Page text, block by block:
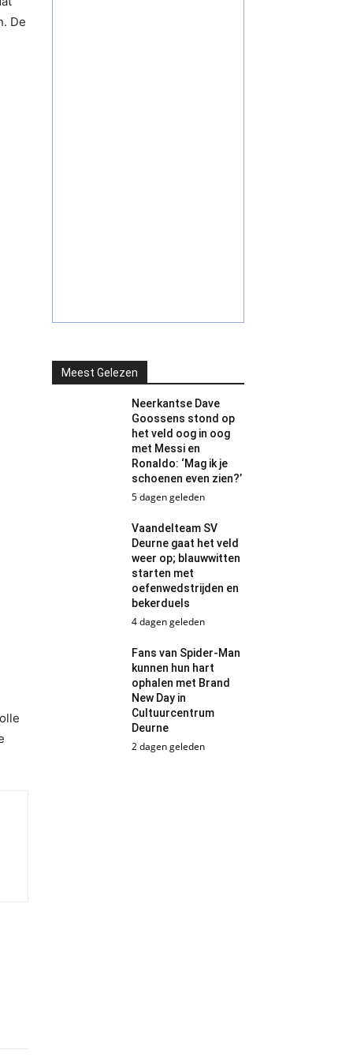
De
Meest Gelezen
Neerkantse Dave
Goossens stond op
het veld oog in oog
met Messi en
Ronaldo: ‘Mag ik je
schoenen even zien?’
5 dagen geleden
Vaandelteam SV
Deurne gaat het veld
weer op; blauwwitten
starten met
oefenwedstrijden en
bekerduels
4 dagen geleden
Fans van Spider-Man
kunnen hun hart
ophalen met Brand
New Day in
Cultuurcentrum
Deurne
2 dagen geleden